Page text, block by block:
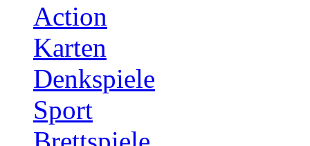
Action
Karten
Denkspiele
Sport